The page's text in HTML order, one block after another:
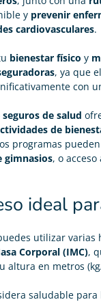
y prevenir
cardiovasculares.
bienestar físico y
, ya que el
con
de salud
de
programas
gimnasios, o acceso
ideal
utilizar varias
Corporal (IMC),
altura en metros
saludable